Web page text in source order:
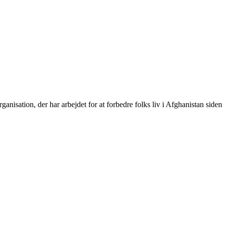
der har arbejdet for at forbedre folks liv i Afghanistan siden